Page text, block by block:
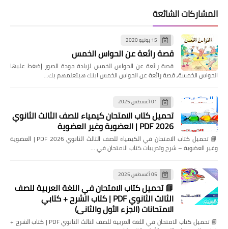
المشاركات الشائعة
15 يونيو 2020
قصة رائعة عن الحواس الخمس
قصة رائعة عن الحواس الخمس لزيادة جودة الصور إضغط عليها
الحواس الخمسة, قصة رائعة عن الحواس الخمس ابنك هيتعلمهم بك…
01 أغسطس 2025
تحميل كتاب الامتحان كيمياء للصف الثالث الثانوي
2026 PDF | العضوية وغير العضوية
📘 تحميل كتاب الامتحان في الكيمياء للصف الثالث الثانوي 2026 PDF | العضوية
وغير العضوية – شرح وتدريبات كتاب الامتحان في …
05 أغسطس 2025
📘 تحميل كتاب الامتحان في اللغة العربية للصف
الثالث الثانوي PDF | كتاب الشرح + كتابي
الامتحانات (الجزء الأول والثاني)
📘 تحميل كتاب الامتحان في اللغة العربية للصف الثالث الثانوي PDF | كتاب الشرح +